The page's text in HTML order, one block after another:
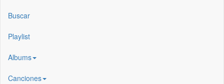
Buscar
Playlist
Albums
Canciones